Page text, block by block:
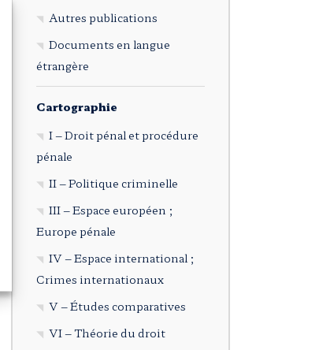
Autres publications
Documents en langue
étrangère
Cartographie
I – Droit pénal et procédure
pénale
II – Politique criminelle
III – Espace européen ;
Europe pénale
IV – Espace international ;
Crimes internationaux
V – Études comparatives
VI – Théorie du droit